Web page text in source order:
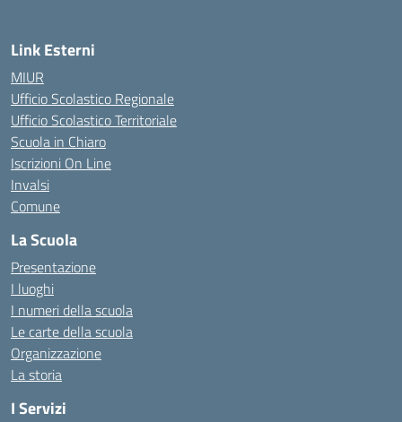
Link Esterni
MIUR
Ufficio Scolastico Regionale
Ufficio Scolastico Territoriale
Scuola in Chiaro
Iscrizioni On Line
Invalsi
Comune
La Scuola
Presentazione
I luoghi
I numeri della scuola
Le carte della scuola
Organizzazione
La storia
I Servizi